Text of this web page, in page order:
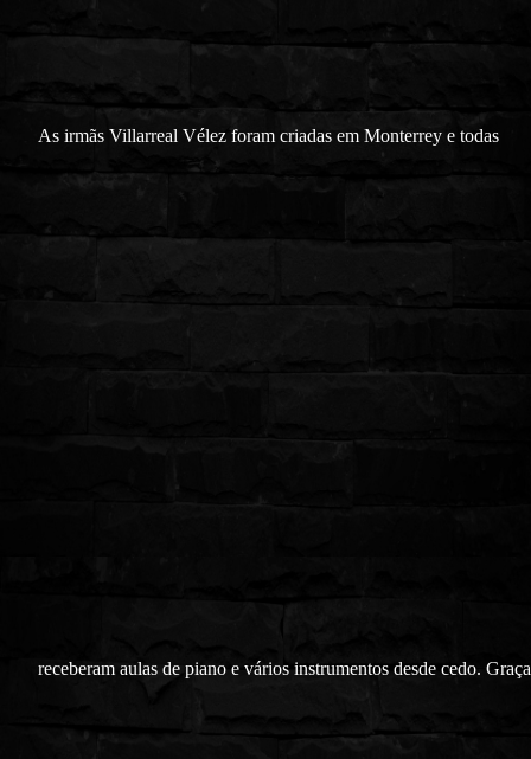
As irmãs Villarreal Vélez foram criadas em Monterrey e todas
receberam aulas de piano e vários instrumentos desde cedo.